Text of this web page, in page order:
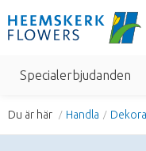
Specialerbjudanden
Du är här Handla